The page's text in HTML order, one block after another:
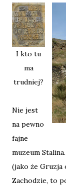
I kto tu
ma
trudniej?
Nie jest
na pewno
fajne
muzeum
(jako że Gruzja
Zachodzie, to